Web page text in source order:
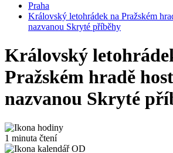
Praha
Královský letohrádek na Pražském
nazvanou Skryté příběhy
Královský
Pražském hradě
nazvanou Skryté
1 minuta čtení